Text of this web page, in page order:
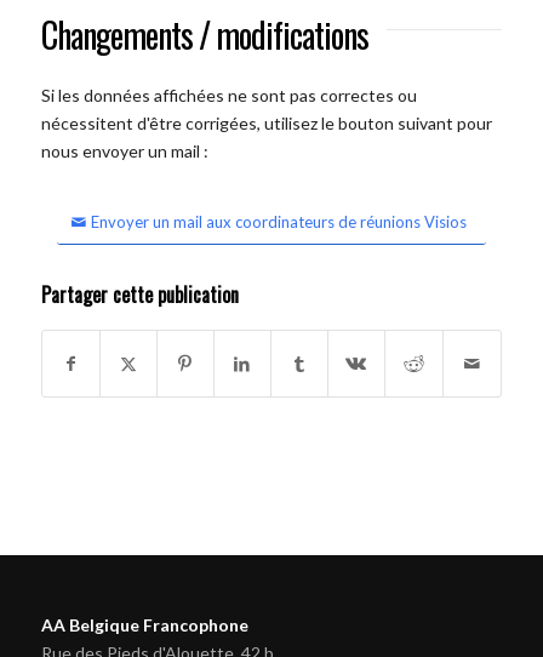
Changements / modifications
Si les données affichées ne sont pas correctes ou
nécessitent d'être corrigées, utilisez le bouton suivant pour
nous envoyer un mail :
Envoyer un mail aux coordinateurs de réunions Visios
Partager cette publication
AA Belgique Francophone
Rue des Pieds d'Alouette, 42 b